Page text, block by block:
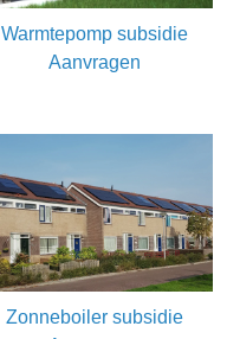
Warmtepomp subsidie
Aanvragen
Zonneboiler subsidie